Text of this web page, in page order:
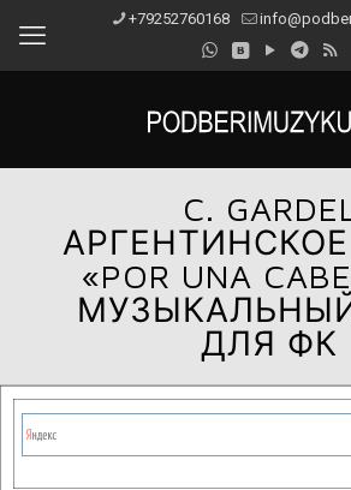
+79252760168
C.
«POR UNA
ДЛЯ ФК